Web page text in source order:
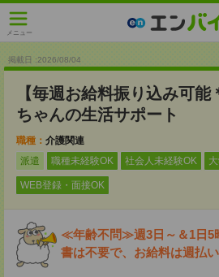
メニュー
掲載日 :2026/08/04
【毎週お給料振り込み可
ちゃんの生活サポート
職種： 介護関連
派遣
職種未経験OK 社会人未経験OK
WEB登録・面接OK
≪年齢不問≫週3日～＆1日5
書は不要で、お給料は週払い